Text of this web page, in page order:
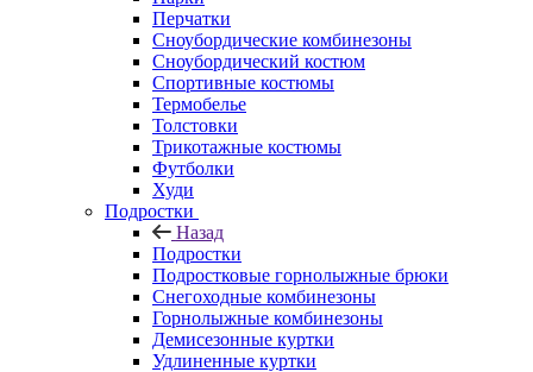
Перчатки
Сноубордические комбинезоны
Сноубордический костюм
Спортивные костюмы
Термобелье
Толстовки
Трикотажные костюмы
Футболки
Худи
Подростки
Назад
Подростки
Подростковые горнолыжные брюки
Снегоходные комбинезоны
Горнолыжные комбинезоны
Демисезонные куртки
Удлиненные куртки